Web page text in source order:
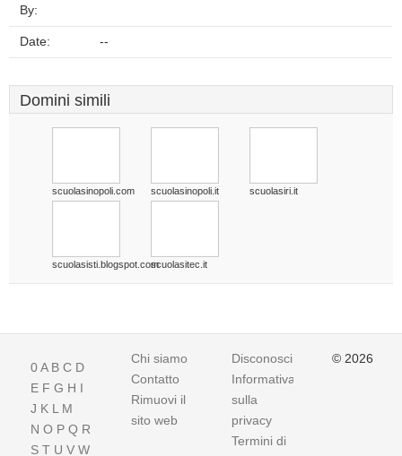
By:
Date: --
Domini simili
scuolasinopoli.com scuolasinopoli.it scuolasiri.it
scuolasisti.blogspot.comscuolasitec.it
0A B C D
E F G H I
J K L M
N O P Q R
S T U V W
Chi siamo
Contatto
Rimuovi il
sito web
Disconoscimento
Informativa
sulla
privacy
Termini di
© 2026